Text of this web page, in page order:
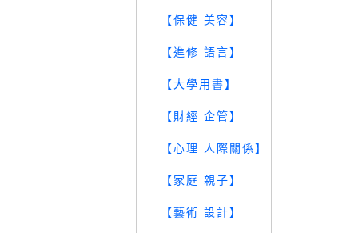
【保健 美容】
【進修 語言】
【大學用書】
【財經 企管】
【心理 人際關係】
【家庭 親子】
【藝術 設計】